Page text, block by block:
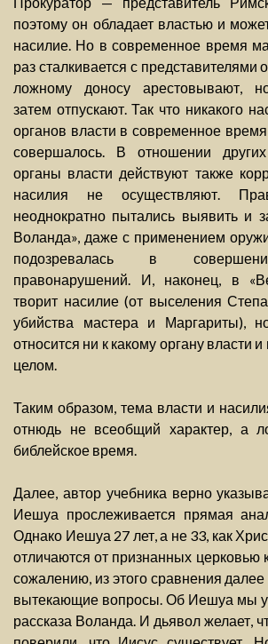
поэтому он обладает властью и
насилие. Но в современное время
раз сталкивается с представителями
ложному доносу арестовывают,
затем отпускают. Так что никакого
органов власти в современное
совершалось. В отношении
органы власти действуют также
насилия не осуществляют.
неоднократно пытались выявить и
Воланда», даже с применением
подозревалась в
правонарушений. И, наконец, в
творит насилие (от выселения
убийства мастера и Маргариты),
относится ни к какому органу власти и
целом.
Таким образом, тема власти и
отнюдь не всеобщий характер, а
библейское время.
Далее, автор учебника верно
Иешуа прослеживается прямая
Однако Иешуа 27 лет, а не 33, как
отличаются от признанных церковью
сожалению, из этого сравнения
вытекающие вопросы. Об Иешуа мы
рассказа Воланда. И дьявол желает,